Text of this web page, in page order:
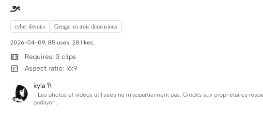
౨ৎ
cyber devoirs Gengar en trois dimensions
2026-04-09, 85 uses, 28 likes.
Requires: 3 clips
Aspect ratio: 16:9
kyla 𐙚
- Les photos et vidéos utilisées ne m'appartiennent pas. Crédits aux propriétaires
padayon.